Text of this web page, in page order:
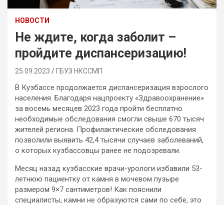
НОВОСТИ
Не ждите, когда заболит –
пройдите диспансеризацию!
25.09.2023 ГБУЗ НКССМП
В Кузбассе продолжается диспансеризация взрослого
населения. Благодаря нацпроекту «Здравоохранение»
за восемь месяцев 2023 года пройти бесплатно
необходимые обследования смогли свыше 670 тысяч
жителей региона. Профилактические обследования
позволили выявить 42,4 тысячи случаев заболеваний,
о которых кузбассовцы ранее не подозревали.
Месяц назад кузбасские врачи-урологи избавили 53-
летнюю пациентку от камня в мочевом пузыре
размером 9×7 сантиметров! Как пояснили
специалисты, камни не образуются сами по себе, это